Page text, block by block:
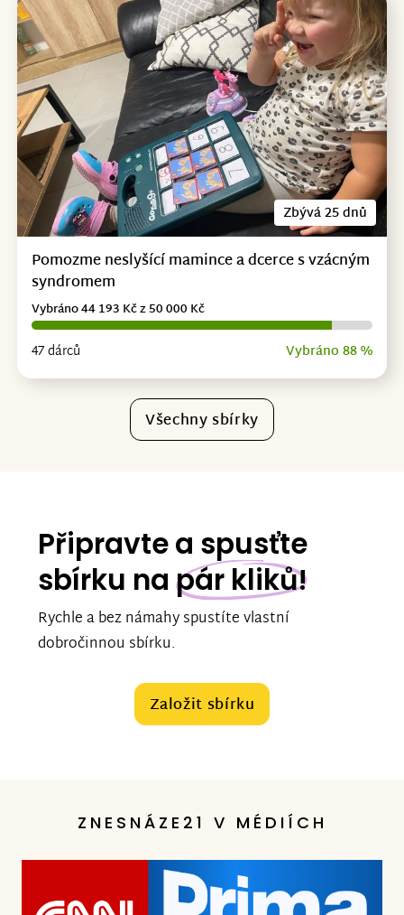
Zbývá 25 dnů
Pomozme neslyšící mamince a dcerce s vzácným
syndromem
47 dárců Vybráno 88 %
Vybráno 44 193 Kč z 50 000 Kč
Všechny sbírky
Připravte a spusťte
sbírku na pár kliků!
Rychle a bez námahy spustíte vlastní
dobročinnou sbírku.
Založit sbírku
ZNESNÁZE21 V MÉDIÍCH